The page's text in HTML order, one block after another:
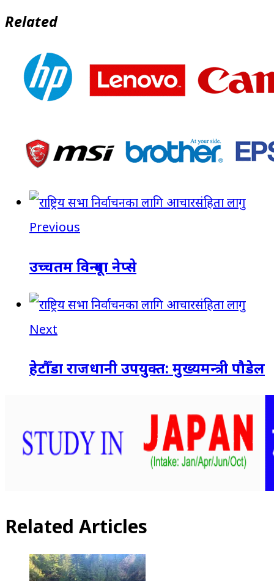
Related
Previous
उच्चतम विन्दूमा नेप्से
Next
हेटौँडा राजधानी उपयुक्त: मुख्यमन्त्री पौडेल
Related Articles